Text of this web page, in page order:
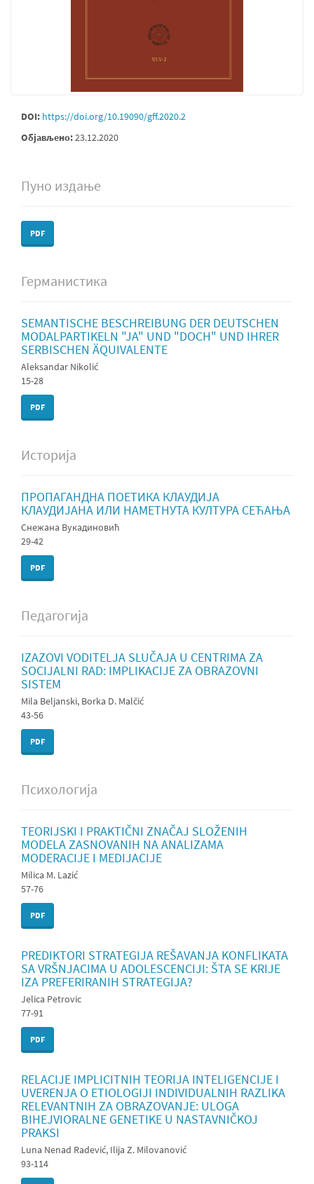
DOI: https://doi.org/10.19090/gff.2020.2
Објављено:23.12.2020
Пуно издање
PDF
Германистика
SEMANTISCHE BESCHREIBUNG DER DEUTSCHEN
MODALPARTIKELN "JA" UND "DOCH" UND IHRER
SERBISCHEN ÄQUIVALENTE
Aleksandar Nikolić
15-28
PDF
Историја
ПРОПАГАНДНА ПОЕТИКА КЛАУДИЈА
КЛАУДИЈАНА ИЛИ НАМЕТНУТА КУЛТУРА СЕЋАЊА
Снежана Вукадиновић
29-42
PDF
Педагогија
IZAZOVI VODITELJA SLUČAJA U CENTRIMA ZA
SOCIJALNI RAD: IMPLIKACIJE ZA OBRAZOVNI
SISTEM
Mila Beljanski, Borka D. Malčić
43-56
PDF
Психологија
TEORIJSKI I PRAKTIČNI ZNAČAJ SLOŽENIH
MODELA ZASNOVANIH NA ANALIZAMA
MODERACIJE I MEDIJACIJE
Milica M. Lazić
57-76
PDF
PREDIKTORI STRATEGIJA REŠAVANJA KONFLIKATA
SA VRŠNJACIMA U ADOLESCENCIJI: ŠTA SE KRIJE
IZA PREFERIRANIH STRATEGIJA?
Jelica Petrovic
77-91
PDF
RELACIJE IMPLICITNIH TEORIJA INTELIGENCIJE I
UVERENJA O ETIOLOGIJI INDIVIDUALNIH RAZLIKA
RELEVANTNIH ZA OBRAZOVANJE: ULOGA
BIHEJVIORALNE GENETIKE U NASTAVNIČKOJ
PRAKSI
Luna Nenad Radević, Ilija Z. Milovanović
93-114